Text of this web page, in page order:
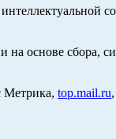
основе сбора,
Метрика, top.mail.ru